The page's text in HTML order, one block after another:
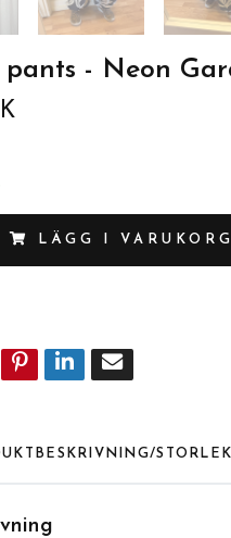
pants - Neon
LÄGG I
g